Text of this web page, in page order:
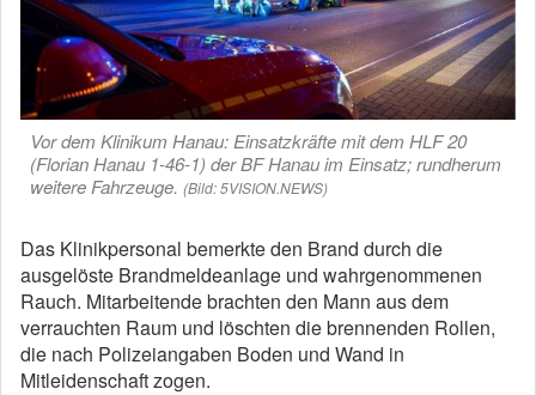
Vor dem Klinikum Hanau: Einsatzkräfte mit dem HLF 20
(Florian Hanau 1-46-1) der BF Hanau im Einsatz; rundherum
weitere Fahrzeuge. (Bild: 5VISION.NEWS)
Das Klinikpersonal bemerkte den Brand durch die
ausgelöste Brandmeldeanlage und wahrgenommenen
Rauch. Mitarbeitende brachten den Mann aus dem
verrauchten Raum und löschten die brennenden Rollen,
die nach Polizeiangaben Boden und Wand in
Mitleidenschaft zogen.